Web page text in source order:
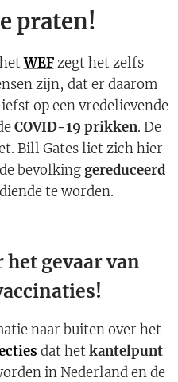
praten!
WEF zegt het zelfs
zijn, dat er daarom
op een vredelievende
COVID-19 prikken. De
Bill Gates liet zich hier
bevolking gereduceerd
diende te worden.
gevaar van
naar buiten over het
dat hetkantelpunt
in Nederland en de